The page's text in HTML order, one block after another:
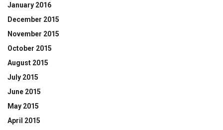
January 2016
December 2015
November 2015
October 2015
August 2015
July 2015
June 2015
May 2015
April 2015